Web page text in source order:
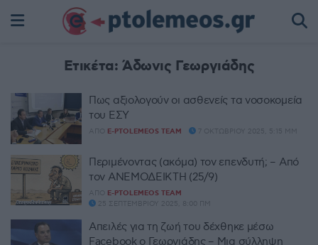
Ετικέτα:Άδωνις Γεωργιάδης
Πως αξιολογούν οι ασθενείς τα νοσοκομεία
του ΕΣΥ
ΑΠΌ E-PTOLEMEOS TEAM 7 ΟΚΤΩΒΡΊΟΥ 2025, 5:15 ΜΜ
Περιμένοντας (ακόμα) τον επενδυτή; – Από
τον ΑΝΕΜΟΔΕΙΚΤΗ (25/9)
ΑΠΌ E-PTOLEMEOS TEAM
25 ΣΕΠΤΕΜΒΡΊΟΥ 2025, 8:00 ΠΜ
Απειλές για τη ζωή του δέχθηκε μέσω
Facebook ο Γεωργιάδης – Μια σύλληψη